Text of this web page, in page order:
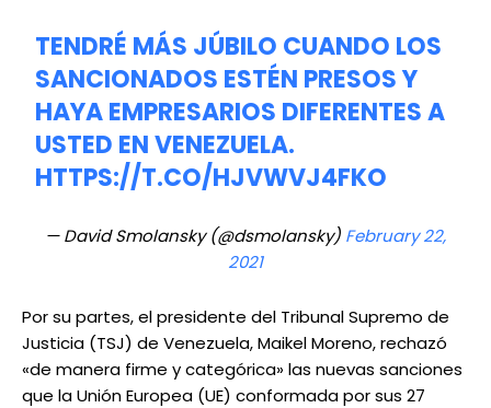
TENDRÉ MÁS JÚBILO CUANDO LOS
SANCIONADOS ESTÉN PRESOS Y
HAYA EMPRESARIOS DIFERENTES A
USTED EN VENEZUELA.
HTTPS://T.CO/HJVWVJ4FKO
— David Smolansky (@dsmolansky) February 22,
2021
Por su partes, el presidente del Tribunal Supremo de
Justicia (TSJ) de Venezuela, Maikel Moreno, rechazó
«de manera firme y categórica» las nuevas sanciones
que la Unión Europea (UE) conformada por sus 27